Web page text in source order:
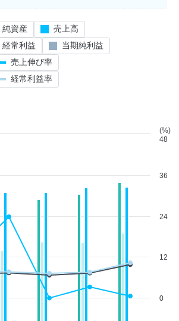
0
12
24
36
(%)
48
純資産
売上高
経常利益
当期純利益
売上伸び率
経常利益率